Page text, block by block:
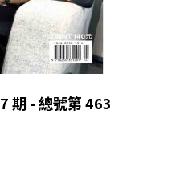
期 - 總號第 463